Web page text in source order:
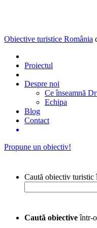
Obiective turistice România
Proiectul
Despre noi
Ce înseamnă
Echipa
Blog
Contact
Propune un obiectiv!
Caută obiectiv turistic
Caută obiectiveîntr-